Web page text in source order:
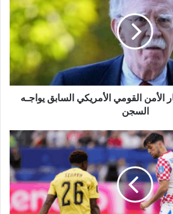
الأمن القومي الأمريكي السابق يواجـه
السجن